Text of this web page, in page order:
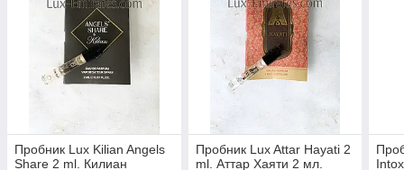
Пробник Lux Kilian Angels
Share 2 ml. Килиан
Пробник Lux Attar Hayati 2
ml. Аттар Хаяти 2 мл.